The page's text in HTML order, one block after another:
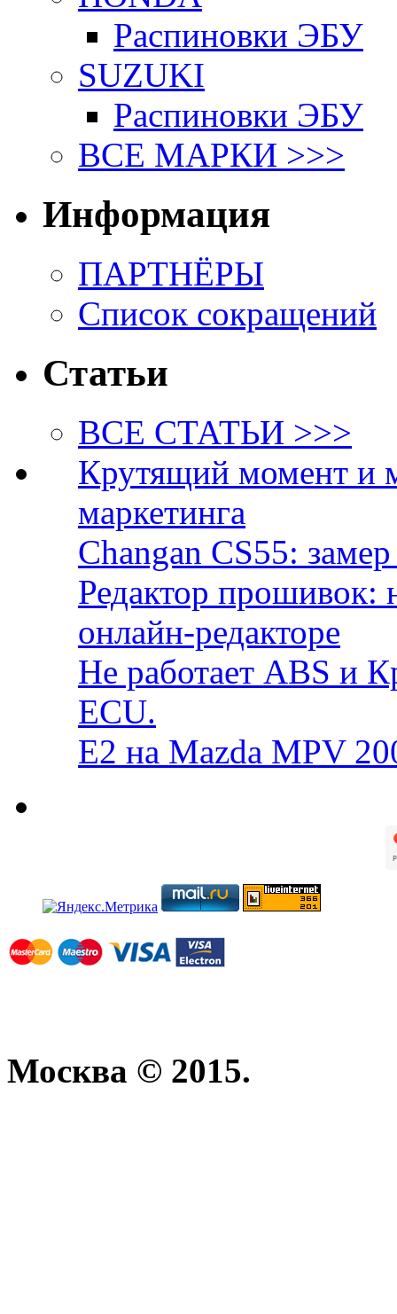
Распиновки ЭБУ
SUZUKI
Распиновки ЭБУ
ВСЕ МАРКИ >>>
Информация
ПАРТНЁРЫ
Список сокращений
Статьи
ВСЕ СТАТЬИ >>>
Крутящий момент и
маркетинга
Changan CS55:
Редактор прошивок:
онлайн-редакторе
Не работает ABS и
ECU.
E2 на Mazda MPV
Москва © 2015.